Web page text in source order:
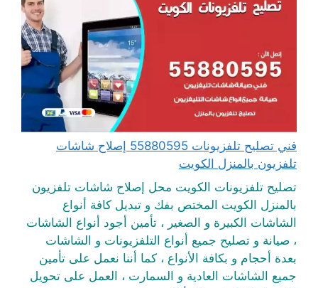
فني تصليح تلفزيونات 55880595 إصلاح شاشات
تلفزيون بالمنزل الكويت
تصليح تلفزيونات الكويت محل إصلاح شاشات تلفزيون
بالمنزل الكويت المختص بفك و تبديل كافة أنواع
الشاشات الكبيرة و الصغير ، تأمين أجود أنواع الشاشات
، صيانة و تصليح جميع أنواع التلفزيونات و الشاشات
بعدة أحجام و بكافة الأنواع ، كما أننا نعمل على تأمين
جميع الشاشات العادية و السمارت ، العمل على تحويل